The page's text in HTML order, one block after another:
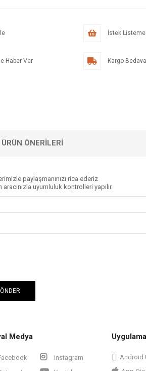
İstek
Haber Ver Kargo Bedava
ÜRÜN ÖNERILERI
paylaşmanınızı rica ederiz
uyumluluk kontrolleri yapılır.
Medya
Instagram
Android